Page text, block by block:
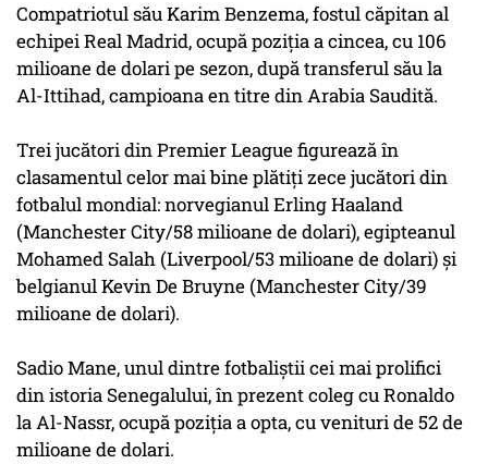
Compatriotul său Karim Benzema, fostul căpitan al
echipei Real Madrid, ocupă poziţia a cincea, cu 106
milioane de dolari pe sezon, după transferul său la
Al-Ittihad, campioana en titre din Arabia Saudită.
Trei jucători din Premier League figurează în
clasamentul celor mai bine plătiţi zece jucători din
fotbalul mondial: norvegianul Erling Haaland
(Manchester City/58 milioane de dolari), egipteanul
Mohamed Salah (Liverpool/53 milioane de dolari) şi
belgianul Kevin De Bruyne (Manchester City/39
milioane de dolari).
Sadio Mane, unul dintre fotbaliştii cei mai prolifici
din istoria Senegalului, în prezent coleg cu Ronaldo
la Al-Nassr, ocupă poziţia a opta, cu venituri de 52 de
milioane de dolari.